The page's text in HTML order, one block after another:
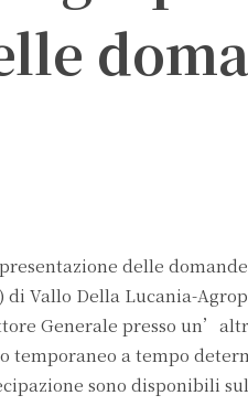
delle
di Vallo Della Lucania-
Generale presso
a tempo
sono disponibili